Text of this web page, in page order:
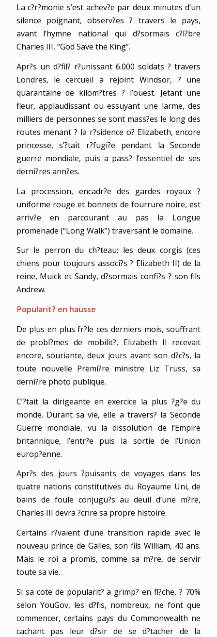
La c?r?monie s’est achev?e par deux minutes d’un
silence poignant, observ?es ? travers le pays,
avant l’hymne national qui d?sormais c?l?bre
Charles III, “God Save the King”.
Apr?s un d?fil? r?unissant 6.000 soldats ? travers
Londres, le cercueil a rejoint Windsor, ? une
quarantaine de kilom?tres ? l’ouest. Jetant une
fleur, applaudissant ou essuyant une larme, des
milliers de personnes se sont mass?es le long des
routes menant ? la r?sidence o? Elizabeth, encore
princesse, s’?tait r?fugi?e pendant la Seconde
guerre mondiale, puis a pass? l’essentiel de ses
derni?res ann?es.
La procession, encadr?e des gardes royaux ?
uniforme rouge et bonnets de fourrure noire, est
arriv?e en parcourant au pas la Longue
promenade (“Long Walk”) traversant le domaine.
Sur le perron du ch?teau: les deux corgis (ces
chiens pour toujours associ?s ? Elizabeth II) de la
reine, Muick et Sandy, d?sormais confi?s ? son fils
Andrew.
Popularit? en hausse
De plus en plus fr?le ces derniers mois, souffrant
de probl?mes de mobilit?, Elizabeth II recevait
encore, souriante, deux jours avant son d?c?s, la
toute nouvelle Premi?re ministre Liz Truss, sa
derni?re photo publique.
C’?tait la dirigeante en exercice la plus ?g?e du
monde. Durant sa vie, elle a travers? la Seconde
Guerre mondiale, vu la dissolution de l’Empire
britannique, l’entr?e puis la sortie de l’Union
europ?enne.
Apr?s des jours ?puisants de voyages dans les
quatre nations constitutives du Royaume Uni, de
bains de foule conjugu?s au deuil d’une m?re,
Charles III devra ?crire sa propre histoire.
Certains r?vaient d’une transition rapide avec le
nouveau prince de Galles, son fils William, 40 ans.
Mais le roi a promis, comme sa m?re, de servir
toute sa vie.
Si sa cote de popularit? a grimp? en fl?che, ? 70%
selon YouGov, les d?fis, nombreux, ne font que
commencer, certains pays du Commonwealth ne
cachant pas leur d?sir de se d?tacher de la